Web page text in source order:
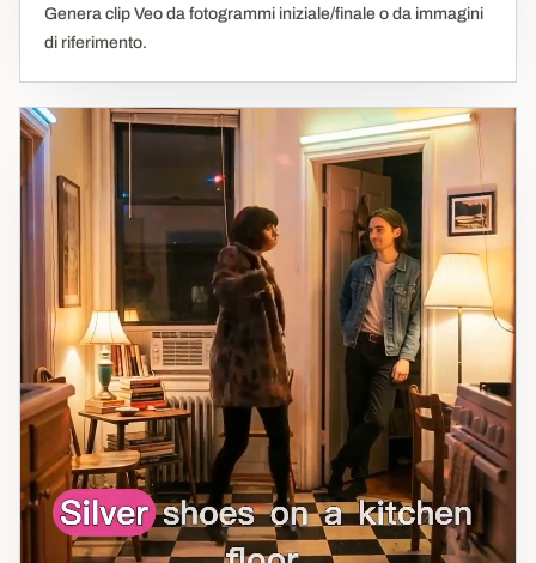
Genera clip Veo da fotogrammi iniziale/finale o da immagini
di riferimento.